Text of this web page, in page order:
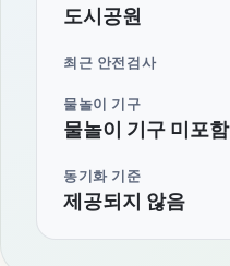
도시공원
최근 안전검사
물놀이 기구
물놀이 기구 미포함
동기화 기준
제공되지 않음